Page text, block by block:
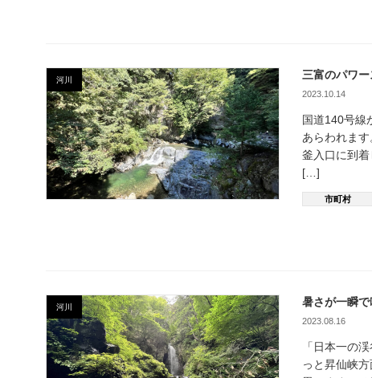
河川 三富のパワー
2023.10.14
国道140号線
あらわれま
釜入口に到
[…]
市町村
河川 暑さが一瞬で
2023.08.16
「日本一の
っと昇仙峡